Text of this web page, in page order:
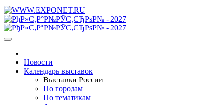
Новости
Календарь выставок
Выставки России
По городам
По тематикам